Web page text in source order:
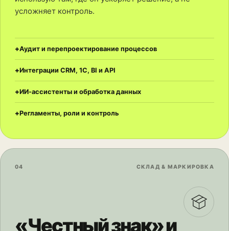
усложняет контроль.
Аудит и перепроектирование процессов
Интеграции CRM, 1С, BI и API
ИИ-ассистенты и обработка данных
Регламенты, роли и контроль
04 СКЛАД & МАРКИРОВКА
«Честный знак» и